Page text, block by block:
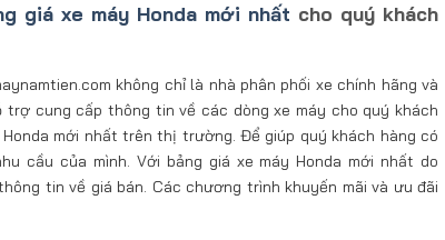
giá xe máy Honda mới nhất cho quý khách
không chỉ là nhà phân phối xe chính hãng và
cung cấp thông tin về các dòng xe máy cho quý khách
mới nhất trên thị trường. Để giúp quý khách hàng có
cầu của mình. Với bảng giá xe máy Honda mới nhất do
tin về giá bán. Các chương trình khuyến mãi và ưu đãi